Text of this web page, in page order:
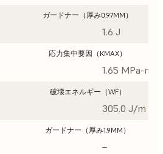
ガードナー（厚み0.97MM）
1.6 J
応力集中要因（KMAX）
1.65 MPa-m1/
破壊エネルギー（WF）
305.0 J/m
ガードナー（厚み1.9MM）
–